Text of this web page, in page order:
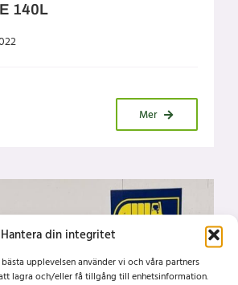
Hantera din integritet
upplevelsen använder vi och våra partners
lagra och/eller få tillgång till enhetsinformation.
140L
Mer